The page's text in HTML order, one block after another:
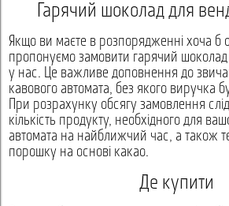
Гарячий шоколад для
Якщо ви маєте в розпорядженні хоча б
пропонуємо замовити гарячий
у нас. Це важливе доповнення до
кавового автомата, без якого виручка
При розрахунку обсягу замовлення
кількість продукту, необхідного для
автомата на найближчий час, а також
порошку на основі какао.
Де купити